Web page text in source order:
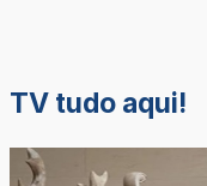
TV tudo aqui!